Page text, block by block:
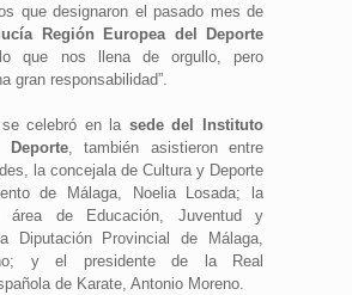
que designaron el pasado mes de
Región Europea del Deporte
que nos llena de orgullo, pero
gran responsabilidad”.
celebró en la sede del Instituto
, también asistieron entre
la concejala de Cultura y Deporte
de Málaga, Noelia Losada; la
área de Educación, Juventud y
Diputación Provincial de Málaga,
y el presidente de la Real
de Karate, Antonio Moreno.